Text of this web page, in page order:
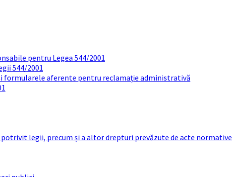
pentru Legea 544/2001
544/2001
formularele aferente pentru reclamație administrativă
legii, precum și a altor drepturi prevăzute de acte normative